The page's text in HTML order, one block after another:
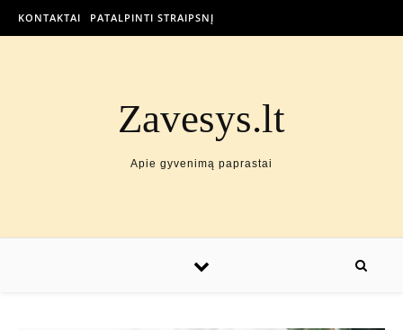
KONTAKTAI PATALPINTI STRAIPSNĮ
Zavesys.lt
Apie gyvenimą paprastai